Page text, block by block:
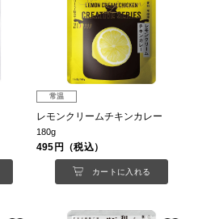
常温
レモンクリームチキンカレー
180g
495円（税込）
カートに入れる